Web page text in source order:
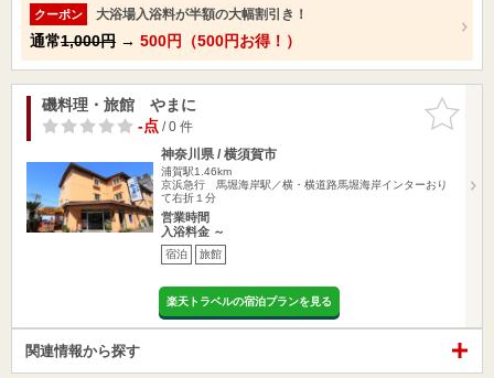
クーポン 大浴場入浴料が半額の大幅割引き！
通常1,000円 → 500円（500円お得！）
お気に入
りに追加
磯料理・旅館 やまに
-点/ 0 件
神奈川県 / 横須賀市
浦賀駅1.46km
京浜急行 馬堀海岸駅／横・横道路馬堀海岸インターおり
て右折１分
営業時間
入浴料金 ～
宿泊 旅館
楽天トラベルの宿泊プランを見る
関連情報から探す